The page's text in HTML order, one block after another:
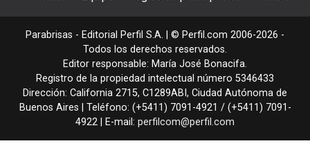
Parabrisas - Editorial Perfil S.A. | © Perfil.com 2006-2026 -
Todos los derechos reservados.
Editor responsable: María José Bonacifa.
Registro de la propiedad intelectual número 5346433
Dirección: California 2715, C1289ABI , Ciudad Autónoma de
Buenos Aires | Teléfono: (+5411) 7091-4921 / (+5411) 7091-
4922 | E-mail: perfilcom@perfil.com